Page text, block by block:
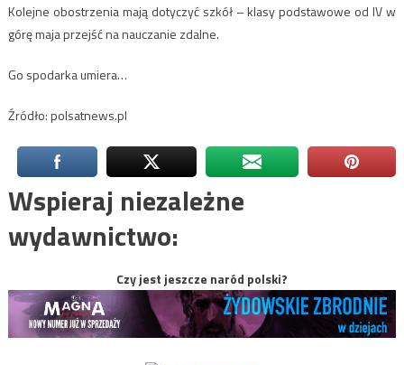
Kolejne obostrzenia mają dotyczyć szkół – klasy podstawowe od IV w
górę maja przejść na nauczanie zdalne.
Go spodarka umiera…
Źródło: polsatnews.pl
Wspieraj niezależne
wydawnictwo:
Czy jest jeszcze naród polski?